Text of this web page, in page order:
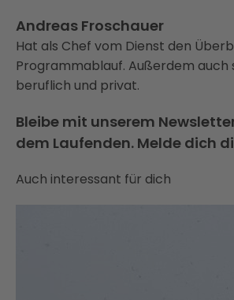
Andreas Froschauer
Hat als Chef vom Dienst den
Programmablauf. Außerdem
beruflich und privat.
Bleibe mit unserem
dem Laufenden. Melde dich
Auch interessant für dich